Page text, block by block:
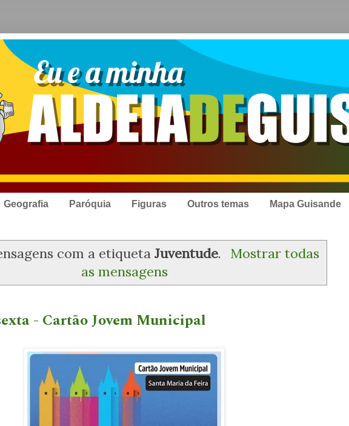
Geografia Paróquia Figuras Outros temas Mapa Guisande
com a etiquetaJuventude.
Mostrar todas
as mensagens
- Cartão Jovem Municipal